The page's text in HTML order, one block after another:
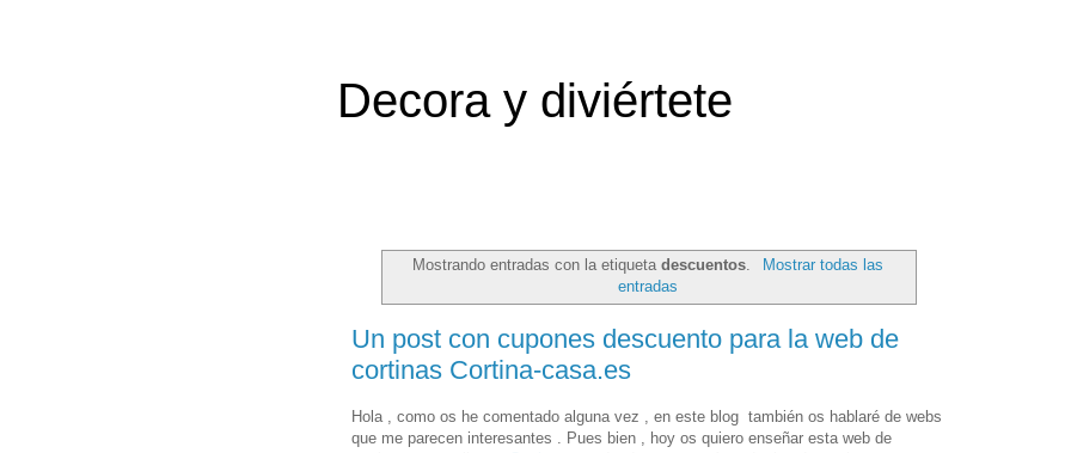
Decora y diviértete
Mostrando entradas con la etiquetadescuentos
Mostrar todas las
entradas
Un post con cupones descuento para la web de
cortinas Cortina-casa.es
Hola , como os he comentado alguna vez , en este blog también os hablaré de webs
que me parecen interesantes . Pues bien , hoy os quiero enseñar esta web de